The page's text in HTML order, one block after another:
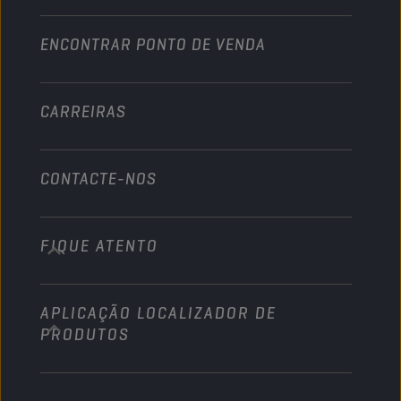
Indústria
Náutico
ENCONTRAR PONTO DE VENDA
CARREIRAS
CONTACTE-NOS
info@championlubes.com
+32 3 870 00 20
Georges Gilliotstraat, 52 2620 Hemiksem
Belgium
FIQUE ATENTO
APLICAÇÃO LOCALIZADOR DE
PRODUTOS